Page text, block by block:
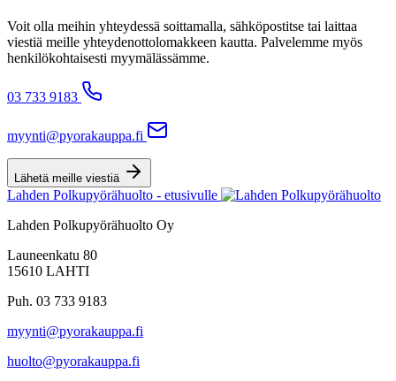
Voit olla meihin yhteydessä soittamalla, sähköpostitse tai laittaa
viestiä meille yhteydenottolomakkeen kautta. Palvelemme myös
henkilökohtaisesti myymälässämme.
03 733 9183
myynti@pyorakauppa.fi
Lähetä meille viestiä
Lahden Polkupyörähuolto - etusivulle
Lahden Polkupyörähuolto Oy
Launeenkatu 80
15610 LAHTI
Puh. 03 733 9183
myynti@pyorakauppa.fi
huolto@pyorakauppa.fi